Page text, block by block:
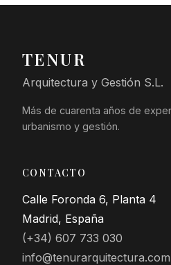
TENUR
Arquitectura y Gestión S.L.
Más de cuarenta años de
urbanismo y gestión.
CONTACTO
Calle Foronda 6, Planta 4
Madrid, España
(+34) 607 733 030
info@tenurarquitectura.com